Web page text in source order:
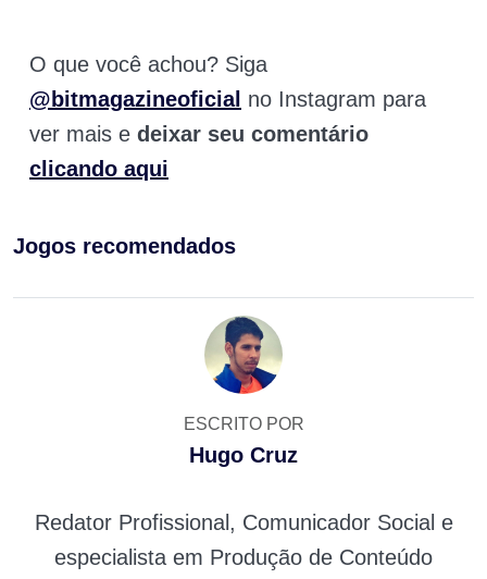
O que você achou? Siga
@bitmagazineoficial no Instagram para
ver mais e deixar seu comentário
clicando aqui
Jogos recomendados
ESCRITO POR
Hugo Cruz
Redator Profissional, Comunicador Social e
especialista em Produção de Conteúdo